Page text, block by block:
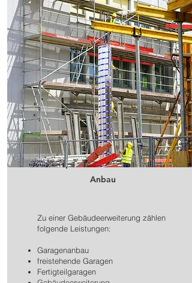
Anbau
Zu einer Gebäudeerweiterung zählen
folgende Leistungen:
Garagenanbau
freistehende Garagen
Fertigteilgaragen